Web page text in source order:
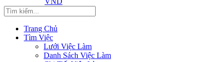
Trang Chủ
Tìm Việc
Lưới Việc Làm
Danh Sách Việc Làm